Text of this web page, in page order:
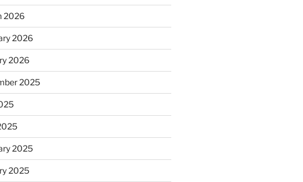
2026
2026
2026
2025
2025
2025